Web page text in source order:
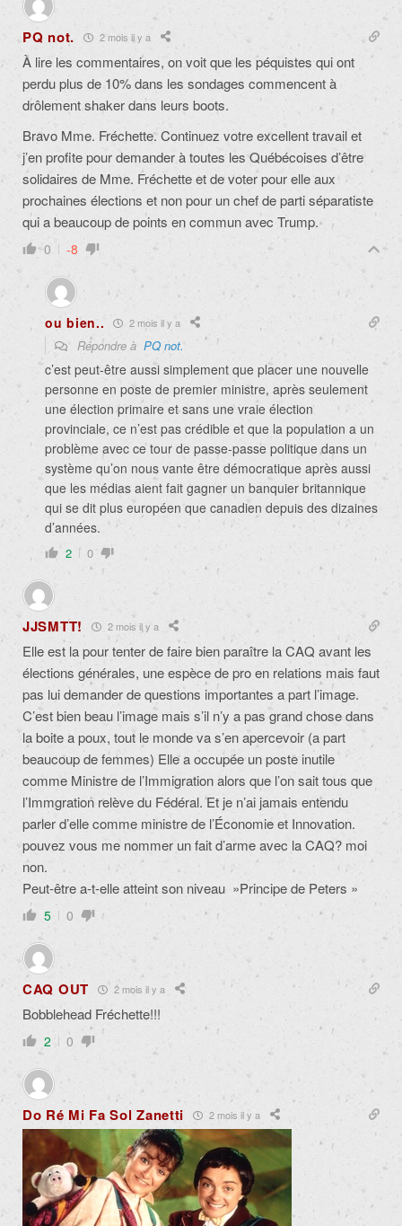
PQ not. 2 mois il y a
À lire les commentaires, on voit que les péquistes qui ont
perdu plus de 10% dans les sondages commencent à
drôlement shaker dans leurs boots.
Bravo Mme. Fréchette. Continuez votre excellent travail et
j’en profite pour demander à toutes les Québécoises d’être
solidaires de Mme. Fréchette et de voter pour elle aux
prochaines élections et non pour un chef de parti séparatiste
qui a beaucoup de points en commun avec Trump.
0 -8
ou bien.. 2 mois il y a
Répondre à PQ not.
c’est peut-être aussi simplement que placer une nouvelle
personne en poste de premier ministre, après seulement
une élection primaire et sans une vraie élection
provinciale, ce n’est pas crédible et que la population a un
problème avec ce tour de passe-passe politique dans un
système qu’on nous vante être démocratique après aussi
que les médias aient fait gagner un banquier britannique
qui se dit plus européen que canadien depuis des dizaines
d’années.
2 0
JJSMTT! 2 mois il y a
Elle est la pour tenter de faire bien paraître la CAQ avant les
élections générales, une espèce de pro en relations mais faut
pas lui demander de questions importantes a part l’image.
C’est bien beau l’image mais s’il n’y a pas grand chose dans
la boite a poux, tout le monde va s’en apercevoir (a part
beaucoup de femmes) Elle a occupée un poste inutile
comme Ministre de l’Immigration alors que l’on sait tous que
l’Immgration relève du Fédéral. Et je n’ai jamais entendu
parler d’elle comme ministre de l’Économie et Innovation.
pouvez vous me nommer un fait d’arme avec la CAQ? moi
non.
Peut-être a-t-elle atteint son niveau »Principe de Peters »
5 0
CAQ OUT 2 mois il y a
Bobblehead Fréchette!!!
2 0
Do Ré Mi Fa Sol Zanetti 2 mois il y a